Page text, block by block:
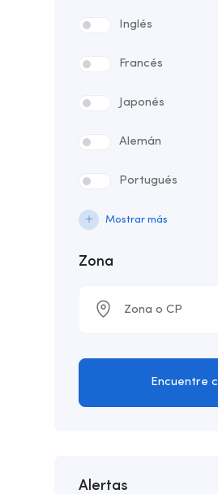
Inglés
Francés
Japonés
Alemán
Portugués
Mostrar más
Zona
Zona o CP
Encuentre
Alertas